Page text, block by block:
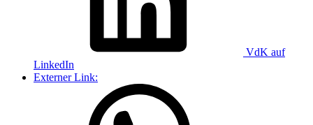
VdK auf
LinkedIn
Externer Link: